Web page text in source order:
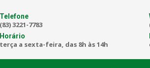
Telefone
(83) 3221-7783
Horário
terça a sexta-feira, das 8h às 14h